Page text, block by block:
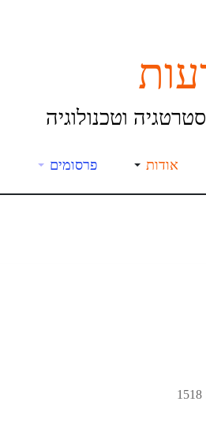
וטכנולוגיה
אודות פרסומים